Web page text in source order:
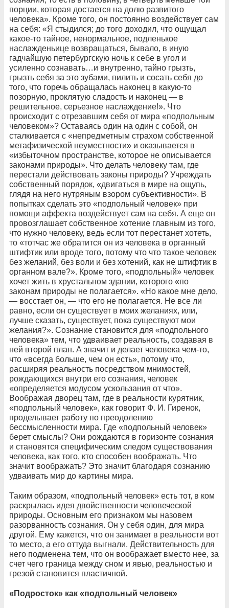
порции, которая достается на долю развитого
человека». Кроме того, он постоянно воздействует сам
на себя: «Я стыдился; до того доходил, что ощущал
какое-то тайное, ненормальное, подленькое
наслажденьице возвращаться, бывало, в иную
гадчайшую петербургскую ночь к себе в угол и
усиленно сознавать…и внутренно, тайно грызть,
грызть себя за это зубами, пилить и сосать себя до
того, что горечь обращалась наконец в какую-то
позорную, проклятую сладость и наконец — в
решительное, серьезное наслаждение!». Что
происходит с отрезавшим себя от мира «подпольным
человеком»? Оставаясь один на один с собой, он
сталкивается с «непредметным страхом собственной
метафизической неуместности» и оказывается в
«избыточном пространстве, которое не описывается
законами природы». Что делать человеку там, где
перестали действовать законы природы? Учреждать
собственный порядок, «двигаться в мире на ощупь,
глядя на него нутряным взором субъективности». В
попытках сделать это «подпольный человек» при
помощи аффекта воздействует сам на себя. А еще он
провозглашает собственное хотение главным из того,
что нужно человеку, ведь если тот перестанет хотеть,
то «тотчас же обратится он из человека в органный
штифтик или вроде того, потому что что такое человек
без желаний, без воли и без хотений, как не штифтик в
органном вале?». Кроме того, «подпольный» человек
хочет жить в хрустальном здании, которого «по
законам природы не полагается». «Но какое мне дело,
— восстает он, — что его не полагается. Не все ли
равно, если он существует в моих желаниях, или,
лучше сказать, существует, пока существуют мои
желания?». Сознание становится для «подпольного
человека» тем, что удваивает реальность, создавая в
ней второй план. А значит и делает человека чем-то,
что «всегда больше, чем он есть», потому что,
расширяя реальность посредством мнимостей,
рождающихся внутри его сознания, человек
«определяется модусом ускользания от что».
Воображая дворец там, где в реальности курятник,
«подпольный человек», как говорит Ф. И. Гиренок,
проделывает работу по преодолению
бессмысленности мира. Где «подпольный человек»
берет смыслы? Они рождаются в горизонте сознания
и становятся специфическим следом существования
человека, как того, кто способен воображать. Что
значит воображать? Это значит благодаря сознанию
удваивать мир до картины мира.
Таким образом, «подпольный человек» есть тот, в ком
раскрылась идея двойственности человеческой
природы. Основным его признаком мы назовем
разорванность сознания. Он у себя один, для мира
другой. Ему кажется, что он занимает в реальности вот
то место, а его оттуда выгнали. Действительность для
него подменена тем, что он воображает вместо нее, за
счет чего граница между сном и явью, реальностью и
грезой становится пластичной.
«Подросток» как «подпольный человек»